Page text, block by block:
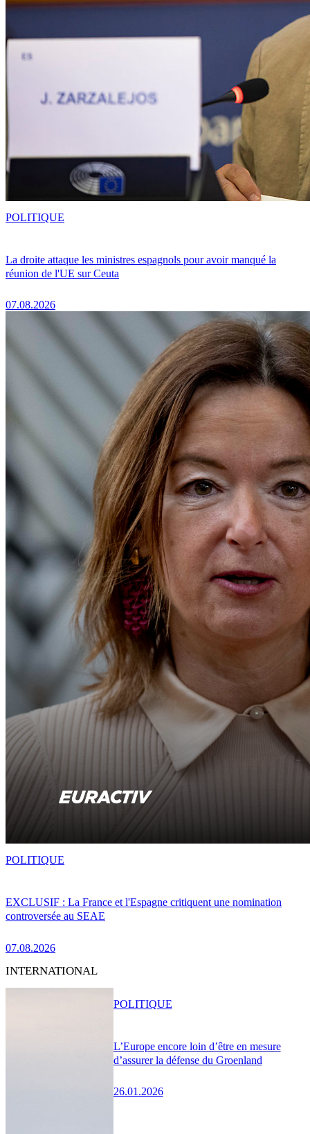
La droite attaque les ministres espagnols pour avoir manqué la
réunion de l'UE sur Ceuta
07.08.2026
POLITIQUE
EXCLUSIF : La France et l'Espagne critiquent une nomination
controversée au SEAE
07.08.2026
POLITIQUE
INTERNATIONAL
L’Europe encore loin d’être en mesure
d’assurer la défense du Groenland
26.01.2026
POLITIQUE